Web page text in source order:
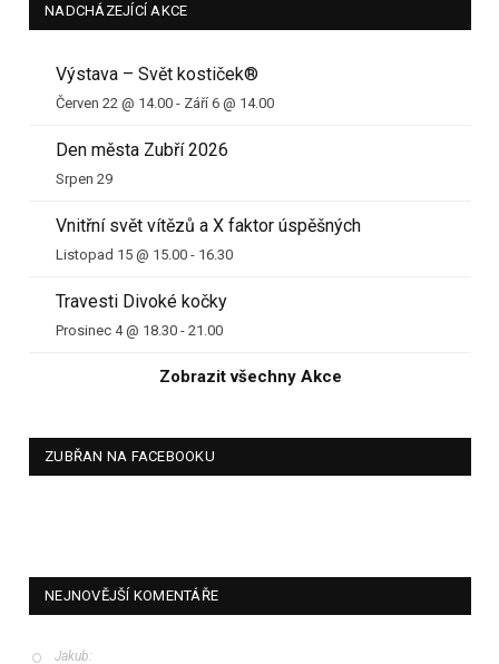
NADCHÁZEJÍCÍ AKCE
Výstava – Svět kostiček®
Červen 22 @ 14.00 - Září 6 @ 14.00
Den města Zubří 2026
Srpen 29
Vnitřní svět vítězů a X faktor úspěšných
Listopad 15 @ 15.00 - 16.30
Travesti Divoké kočky
Prosinec 4 @ 18.30 - 21.00
Zobrazit všechny Akce
ZUBŘAN NA FACEBOOKU
NEJNOVĚJŠÍ KOMENTÁŘE
Jakub: